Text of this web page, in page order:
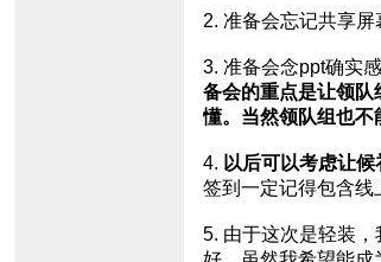
2. 准备会忘记共享屏
3. 准备会念ppt确实
备会的重点是让领队
懂。当然领队组也不
4. 以后可以考虑让
签到一定记得包含线
5. 由于这次是轻装